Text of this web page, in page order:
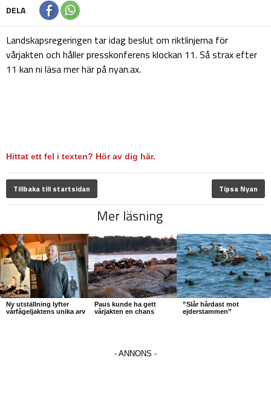
DELA
Landskapsregeringen tar idag beslut om riktlinjerna för
vårjakten och håller presskonferens klockan 11. Så strax efter
11 kan ni läsa mer här på nyan.ax.
Hittat ett fel i texten? Hör av dig här.
Tillbaka till startsidan Tipsa Nyan
Mer läsning
Ny utställning lyfter
vårfågeljaktens unika arv
Paus kunde ha gett
vårjakten en chans
”Slår hårdast mot
ejderstammen”